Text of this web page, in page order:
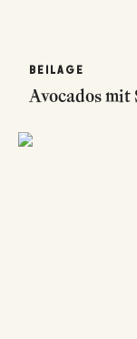
BEILAGE
Avocados mit